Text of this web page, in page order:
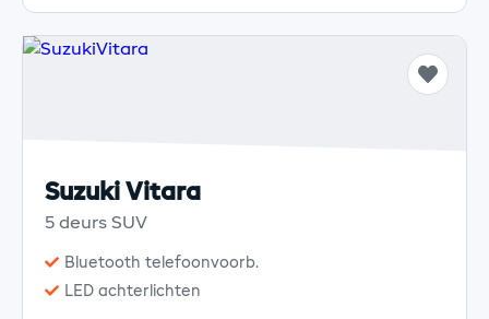
Suzuki Vitara
5 deurs SUV
Bluetooth telefoonvoorb.
LED achterlichten